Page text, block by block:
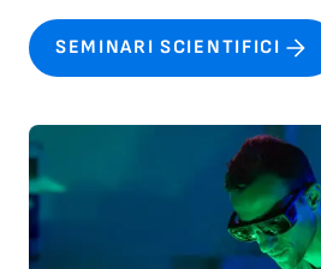
SEMINARI SCIENTIFICI